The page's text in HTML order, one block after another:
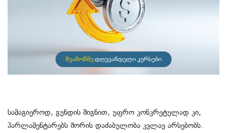
სამაგიეროდ, გუნდის შიგნით, უფრო კონკრეტულად კი,
პარლამენტარებს შორის დაძაბულობა კვლავ არსებობს.